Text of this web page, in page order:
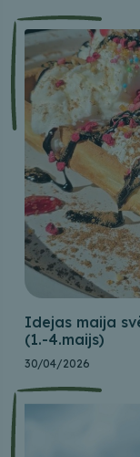
Idejas maija
(1.-4.maijs)
30/04/2026